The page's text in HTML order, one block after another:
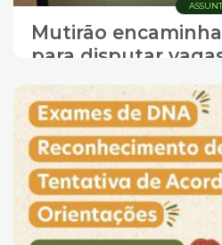
Mutirão
para disputar